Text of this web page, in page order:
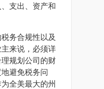
支出、资产和
务合规性以及
来说，必须详
规划公司的财
避免税务问
全美最大的州